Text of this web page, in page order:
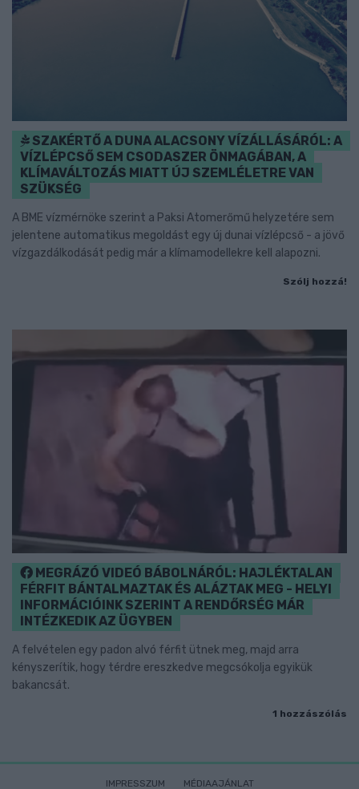
SZAKÉRTŐ A DUNA ALACSONY VÍZÁLLÁSÁRÓL: A
VÍZLÉPCSŐ SEM CSODASZER ÖNMAGÁBAN, A
KLÍMAVÁLTOZÁS MIATT ÚJ SZEMLÉLETRE VAN
SZÜKSÉG
A BME vízmérnöke szerint a Paksi Atomerőmű helyzetére sem
jelentene automatikus megoldást egy új dunai vízlépcső - a jövő
vízgazdálkodását pedig már a klímamodellekre kell alapozni.
Szólj hozzá!
MEGRÁZÓ VIDEÓ BÁBOLNÁRÓL: HAJLÉKTALAN
FÉRFIT BÁNTALMAZTAK ÉS ALÁZTAK MEG - HELYI
INFORMÁCIÓINK SZERINT A RENDŐRSÉG MÁR
INTÉZKEDIK AZ ÜGYBEN
A felvételen egy padon alvó férfit ütnek meg, majd arra
kényszerítik, hogy térdre ereszkedve megcsókolja egyikük
bakancsát.
1 hozzászólás
IMPRESSZUM MÉDIAAJÁNLAT